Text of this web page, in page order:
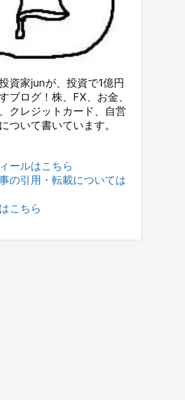
資家junが、投資で1億円
ブログ！株、FX、お金、
クレジットカード、自営
ついて書いています。
ールはこちら
の引用・転載については
こちら